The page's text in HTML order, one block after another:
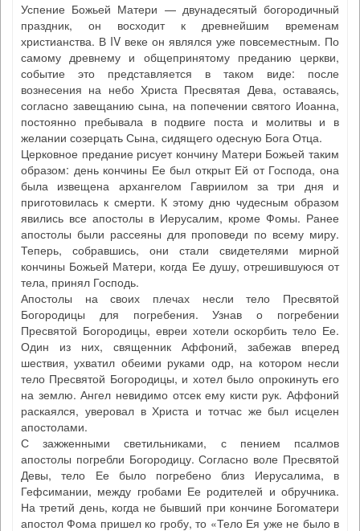
Успение Божьей Матери — двунадесятый богородичный
праздник, он восходит к древнейшим временам
христианства. В IV веке он являлся уже повсеместным. По
самому древнему и общепринятому преданию церкви,
событие это представляется в таком виде: после
вознесения на небо Христа Пресвятая Дева, оставаясь,
согласно завещанию сына, на попечении святого Иоанна,
постоянно пребывала в подвиге поста и молитвы и в
желании созерцать Сына, сидящего одесную Бога Отца.
Церковное предание рисует кончину Матери Божьей таким
образом: день кончины Ее был открыт Ей от Господа, она
была извещена архангелом Гавриилом за три дня и
приготовилась к смерти. К этому дню чудесным образом
явились все апостолы в Иерусалим, кроме Фомы. Ранее
апостолы были рассеяны для проповеди по всему миру.
Теперь, собравшись, они стали свидетелями мирной
кончины Божьей Матери, когда Ее душу, отрешившуюся от
тела, принял Господь.
Апостолы на своих плечах несли тело Пресвятой
Богородицы для погребения. Узнав о погребении
Пресвятой Богородицы, евреи хотели оскорбить тело Ее.
Один из них, священник Аффоний, забежав вперед
шествия, ухватил обеими руками одр, на котором несли
тело Пресвятой Богородицы, и хотел было опрокинуть его
на землю. Ангел невидимо отсек ему кисти рук. Аффоний
раскаялся, уверовал в Христа и тотчас же был исцелен
апостолами.
С зажженными светильниками, с пением псалмов
апостолы погребли Богородицу. Согласно воле Пресвятой
Девы, тело Ее было погребено близ Иерусалима, в
Гефсимании, между гробами Ее родителей и обручника.
На третий день, когда не бывший при кончине Богоматери
апостол Фома пришел ко гробу, то «Тело Ея уже не было в